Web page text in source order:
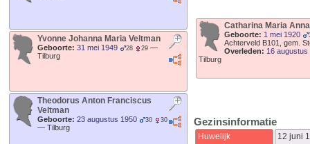
Yvonne Johanna Maria Veltman
Geboorte: 31 mei 1949 28 29 —
Tilburg
Theodorus Anton Franciscus
Veltman
Geboorte: 23 augustus 1950 30 30
— Tilburg
Catharina Maria
Geboorte: 1 mei 1920
Achterveld B101, gem.
Overleden: 16 augustus
Tilburg
Gezinsinformatie
Huwelijk
12 juni